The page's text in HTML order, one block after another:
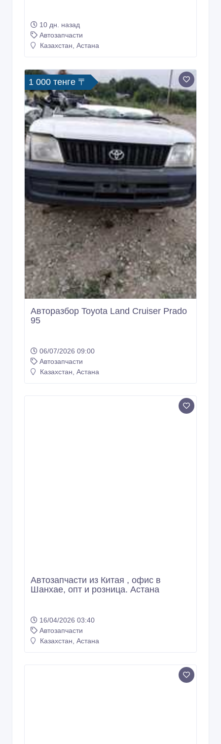
10 дн. назад
Автозапчасти
Казахстан, Астана
1 000 тенге 〒
Авторазбор Toyota Land Cruiser Prado
95
06/07/2026 09:00
Автозапчасти
Казахстан, Астана
Автозапчасти из Китая , офис в
Шанхае, опт и розница. Астана